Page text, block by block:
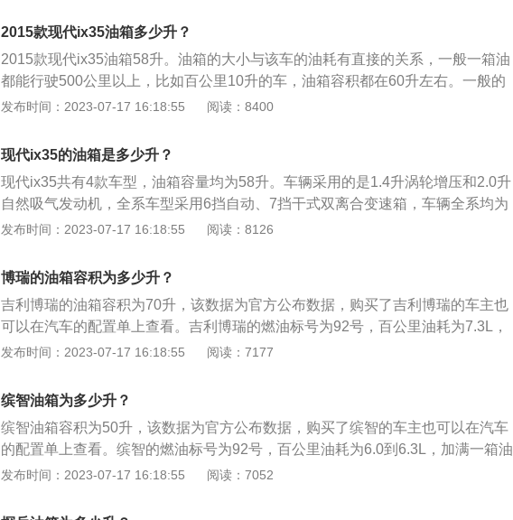
灯眉呼应，双掠峰腰线组合出的多面光影感。
2015款现代ix35油箱多少升？
2015款现代ix35油箱58升。油箱的大小与该车的油耗有直接的关系，一般一箱油
都能行驶500公里以上，比如百公里10升的车，油箱容积都在60升左右。一般的
汽车厂家都遵循一个规律，那就是油箱的加满油量一般支持行驶600公里左右，
握省油的技巧。在保证安全的前提下，尽量避免急加速，急减速等剧烈的驾驶动
作都能大大节省燃油的消耗。
发布时间：2023-07-17 16:18:55 阅读：8400
现代ix35的油箱是多少升？
现代ix35共有4款车型，油箱容量均为58升。车辆采用的是1.4升涡轮增压和2.0升
自然吸气发动机，全系车型采用6挡自动、7挡干式双离合变速箱，车辆全系均为
前置前驱的驱动方式。同级别车中，哈弗大狗2021款油箱容积61升，长安CS75
可能会超出标定的容积，这是由于汽车厂家所标定的油箱容积是从油箱底到安全
界度的容积，而从安全界度到油箱口还有一定的空间，这个空间是为了保证油箱
内的油品在温度变高的情况下膨胀，而不至于溢出油箱的安全空间。如果在加油
过程中把油加到油箱口，就会产生实际加油量比标定油箱容积大的情况。车主如
果想了解油箱的剩余油量，可以观察油表盘右侧的汽油表，上面标注着E、F，指
发布时间：2023-07-17 16:18:55 阅读：8126
博瑞的油箱容积为多少升？
吉利博瑞的油箱容积为70升，该数据为官方公布数据，购买了吉利博瑞的车主也
可以在汽车的配置单上查看。吉利博瑞的燃油标号为92号，百公里油耗为7.3L，
加满一箱油可以跑的里程为959km。日常行驶过程中，需要随时注意油箱的剩余
数值会真实的反应到油表上。仪表的燃油表一般有5到6格，一般燃油表还剩2格
的时候就要加油，以免开到半路没油的情况发生。实际加油过程中，油的量可能
会超出标定的容积，这是由于汽车厂家所标定的油箱容积是从油箱底到安全界度
的容积，而从安全界度到油箱口还有一定的空间，这个空间是为了保证油箱内的
油品在温度变高的情况下膨胀，而不至于溢出油箱的安全空间。如果在加油过程
发布时间：2023-07-17 16:18:55 阅读：7177
缤智油箱为多少升？
缤智油箱容积为50升，该数据为官方公布数据，购买了缤智的车主也可以在汽车
的配置单上查看。缤智的燃油标号为92号，百公里油耗为6.0到6.3L，加满一箱油
可以跑的里程为793到833km。日常行驶过程中，需要随时注意油箱的剩余油
值会真实的反应到油表上。仪表的燃油表一般有5到6格，一般燃油表还剩2格的
发布时间：2023-07-17 16:18:55 阅读：7052